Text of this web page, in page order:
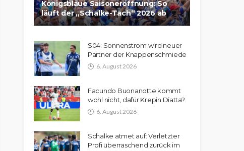
Königsblaue Saisoneröffnung: So
läuft der „Schalke-Tach“ 2026 ab
S04: Sonnenstrom wird neuer
Partner der Knappenschmiede
6. August 2026
Facundo Buonanotte kommt
wohl nicht, dafür Krepin Diatta?
6. August 2026
Schalke atmet auf: Verletzter
Profi überraschend zurück im